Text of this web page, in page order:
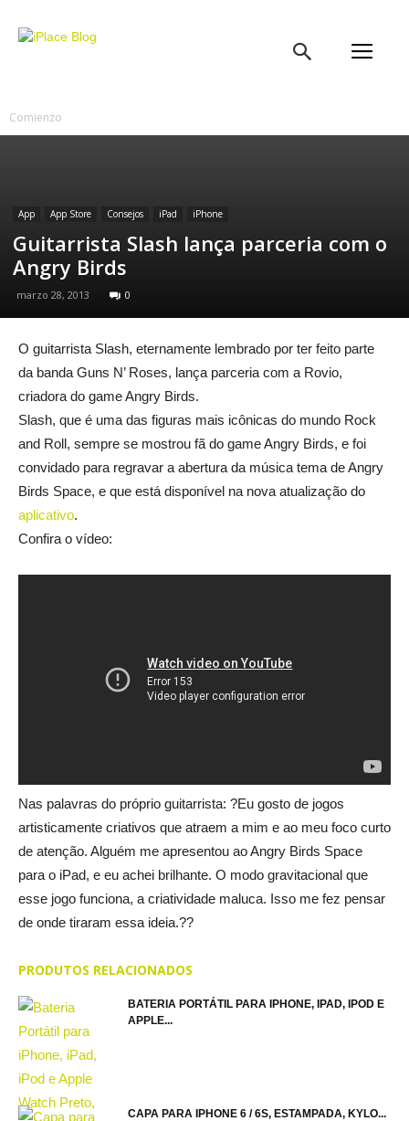
Comienzo
App App Store Consejos iPad iPhone
Guitarrista Slash lança parceria com o
Angry Birds
marzo 28, 2013 0
O guitarrista Slash, eternamente lembrado por ter feito parte
da banda Guns N’ Roses, lança parceria com a Rovio,
criadora do game Angry Birds.
Slash, que é uma das figuras mais icônicas do mundo Rock
and Roll, sempre se mostrou fã do game Angry Birds, e foi
convidado para regravar a abertura da música tema de Angry
Birds Space, e que está disponível na nova atualização do
aplicativo.
Confira o vídeo:
Nas palavras do próprio guitarrista: ?Eu gosto de jogos
artisticamente criativos que atraem a mim e ao meu foco curto
de atenção. Alguém me apresentou ao Angry Birds Space
para o iPad, e eu achei brilhante. O modo gravitacional que
esse jogo funciona, a criatividade maluca. Isso me fez pensar
de onde tiraram essa ideia.??
PRODUTOS RELACIONADOS
BATERIA PORTÁTIL PARA IPHONE, IPAD, IPOD E
APPLE...
CAPA PARA IPHONE 6 / 6S, ESTAMPADA, KYLO...